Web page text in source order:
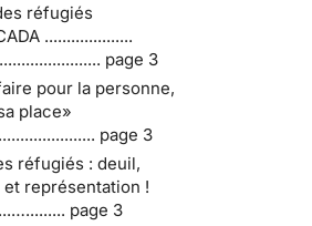
réfugiés
....................
page 3
pour la personne,
place»
page 3
réfugiés : deuil,
représentation !
page 3